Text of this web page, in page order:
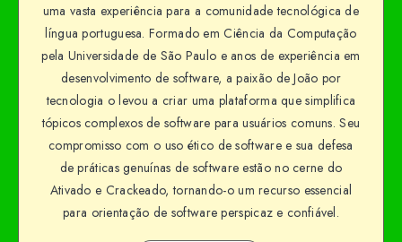
uma vasta experiência para a comunidade tecnológica de
língua portuguesa. Formado em Ciência da Computação
pela Universidade de São Paulo e anos de experiência em
desenvolvimento de software, a paixão de João por
tecnologia o levou a criar uma plataforma que simplifica
tópicos complexos de software para usuários comuns. Seu
compromisso com o uso ético de software e sua defesa
de práticas genuínas de software estão no cerne do
Ativado e Crackeado, tornando-o um recurso essencial
para orientação de software perspicaz e confiável.